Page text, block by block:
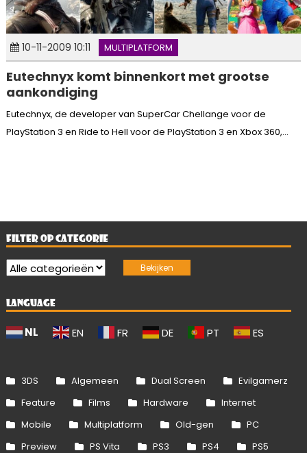
10-11-2009 10:11 MULTIPLATFORM
Eutechnyx komt binnenkort met grootse
aankondiging
Eutechnyx, de developer van SuperCar Chellange voor de
PlayStation 3 en Ride to Hell voor de PlayStation 3 en Xbox 360,...
FILTER OP CATEGORIE
LANGUAGE
NL EN FR DE PT ES
3DS Algemeen Dual Screen
Evilgamerz
Feature
Films Hardware
Internet
Mobile
Multiplatform Old-gen
PC
Preview
PS Vita PS3 PS4 PS5